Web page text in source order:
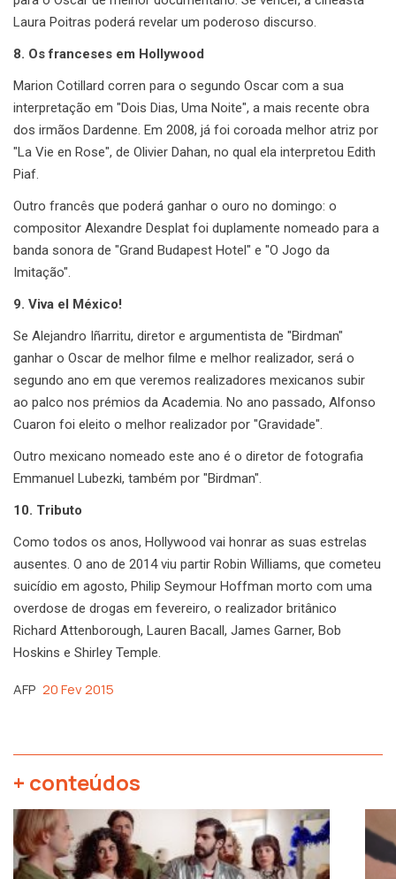
Laura Poitras poderá revelar um poderoso discurso.
8. Os franceses em Hollywood
Marion Cotillard corren para o segundo Oscar com a sua
interpretação em "Dois Dias, Uma Noite", a mais recente obra
dos irmãos Dardenne. Em 2008, já foi coroada melhor atriz por
"La Vie en Rose", de Olivier Dahan, no qual ela interpretou Edith
Piaf.
Outro francês que poderá ganhar o ouro no domingo: o
compositor Alexandre Desplat foi duplamente nomeado para a
banda sonora de "Grand Budapest Hotel" e "O Jogo da
Imitação".
9. Viva el México!
Se Alejandro Iñarritu, diretor e argumentista de "Birdman"
ganhar o Oscar de melhor filme e melhor realizador, será o
segundo ano em que veremos realizadores mexicanos subir
ao palco nos prémios da Academia. No ano passado, Alfonso
Cuaron foi eleito o melhor realizador por "Gravidade".
Outro mexicano nomeado este ano é o diretor de fotografia
Emmanuel Lubezki, também por "Birdman".
10. Tributo
Como todos os anos, Hollywood vai honrar as suas estrelas
ausentes. O ano de 2014 viu partir Robin Williams, que cometeu
suicídio em agosto, Philip Seymour Hoffman morto com uma
overdose de drogas em fevereiro, o realizador britânico
Richard Attenborough, Lauren Bacall, James Garner, Bob
Hoskins e Shirley Temple.
AFP 20 Fev 2015
+ conteúdos